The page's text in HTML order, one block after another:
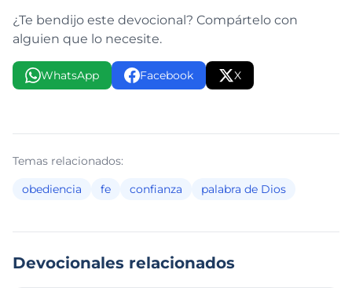
¿Te bendijo este devocional? Compártelo con
alguien que lo necesite.
WhatsApp Facebook X
Temas relacionados:
obediencia
fe confianza palabra de Dios
Devocionales relacionados